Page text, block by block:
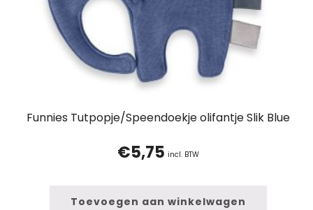
Funnies Tutpopje/Speendoekje olifantje Slik Blue
€5,75 incl. BTW
Toevoegen aan winkelwagen